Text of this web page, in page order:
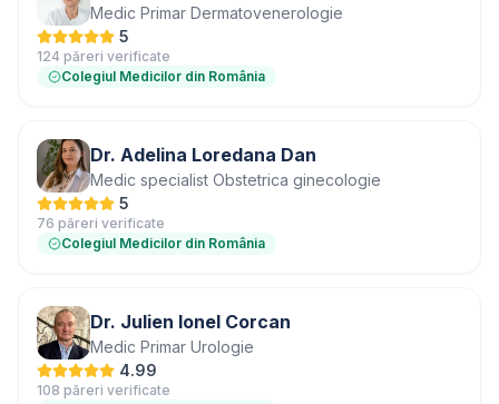
Medic Primar Dermatovenerologie
5
124 păreri verificate
Colegiul Medicilor din România
Dr. Adelina Loredana Dan
Medic specialist Obstetrica ginecologie
5
76 păreri verificate
Colegiul Medicilor din România
Dr. Julien Ionel Corcan
Medic Primar Urologie
4.99
108 păreri verificate